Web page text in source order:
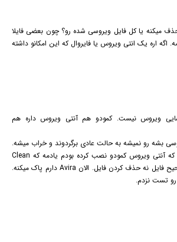
میکنه یا کل فایل ویروسی شده رو؟ چون بعضی فایلا
اره یک انتی ویروس یا فایروال که این امکانو داشته
ویروس نیست. کمودو هم آنتی ویروس داره هم
بشه رو نمیشه به حالت عادی برگردوند و خراب میشه.
اما به هر حال قدیم که آنتی ویروس کمودو نصب کرده بودم یادمه که Clean
میکرد به صورت تصحیح فایل نه حذف کردن فایل. الان Avira دارم پاک میکنه.
تست نزدم.